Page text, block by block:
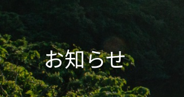
お知らせ